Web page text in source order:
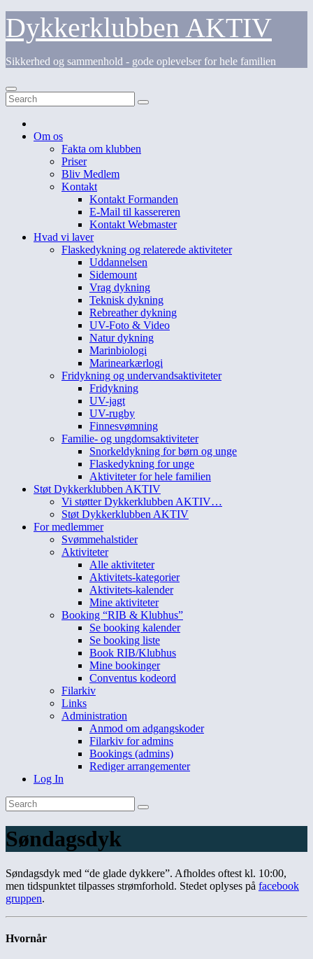
Skip
content
Dykkerklubben AKTIV
Sikkerhed og sammenhold - gode oplevelser for hele familien
Om os
Fakta om klubben
Priser
Bliv Medlem
Kontakt
Kontakt Formanden
E-Mail til kassereren
Kontakt Webmaster
Hvad vi laver
Flaskedykning og relaterede aktiviteter
Uddannelsen
Sidemount
Vrag dykning
Teknisk dykning
Rebreather dykning
UV-Foto & Video
Natur dykning
Marinbiologi
Marinearkærlogi
Fridykning og undervandsaktiviteter
Fridykning
UV-jagt
UV-rugby
Finnesvømning
Familie- og ungdomsaktiviteter
Snorkeldykning for børn og unge
Flaskedykning for unge
Aktiviteter for hele familien
Støt Dykkerklubben AKTIV
Vi støtter Dykkerklubben AKTIV…
Støt Dykkerklubben AKTIV
For medlemmer
Svømmehalstider
Aktiviteter
Alle aktiviteter
Aktivitets-kategorier
Aktivitets-kalender
Mine aktiviteter
Booking “RIB & Klubhus”
Se booking kalender
Se booking liste
Book RIB/Klubhus
Mine bookinger
Conventus kodeord
Filarkiv
Links
Administration
Anmod om adgangskoder
Filarkiv for admins
Bookings (admins)
Rediger arrangementer
Log In
Søndagsdyk
Søndagsdyk med “de glade dykkere”. Afholdes oftest kl. 10:00,
men tidspunktet tilpasses strømforhold. Stedet oplyses på facebook
gruppen.
Hvornår